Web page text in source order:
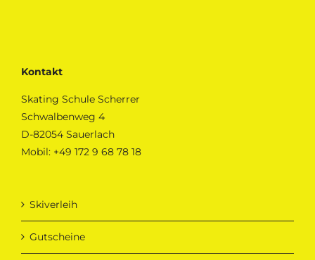
Kontakt
Skating Schule Scherrer
Schwalbenweg 4
D-82054 Sauerlach
Mobil: +49 172 9 68 78 18
Skiverleih
Gutscheine